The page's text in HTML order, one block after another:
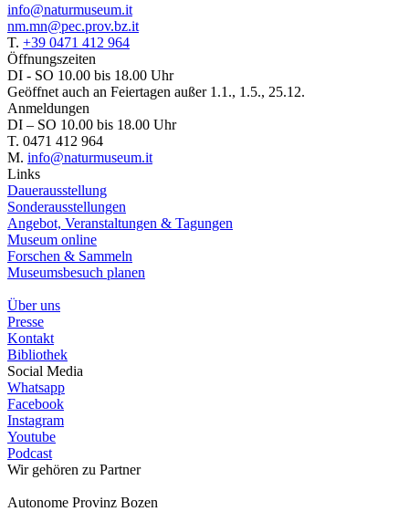
info@naturmuseum.it
nm.mn@pec.prov.bz.it
T. +39 0471 412 964
Öffnungszeiten
DI - SO 10.00 bis 18.00 Uhr
Geöffnet auch an Feiertagen außer 1.1., 1.5., 25.12.
Anmeldungen
DI – SO 10.00 bis 18.00 Uhr
T. 0471 412 964
M. info@naturmuseum.it
Links
Dauerausstellung
Sonderausstellungen
Angebot, Veranstaltungen & Tagungen
Museum online
Forschen & Sammeln
Museumsbesuch planen
Über uns
Presse
Kontakt
Bibliothek
Social Media
Whatsapp
Facebook
Instagram
Youtube
Podcast
Wir gehören zu Partner
Autonome Provinz Bozen